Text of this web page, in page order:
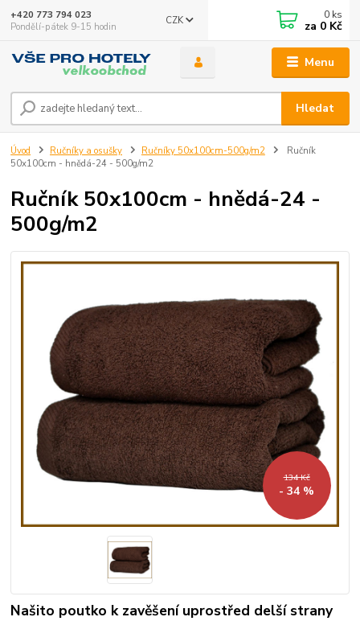
Menu
CZK
Hledat
+420 773 794 023
Pondělí-pátek 9-15 hodin
0 ks
za 0 Kč
Úvod Ručníky a osušky Ručníky 50x100cm-500g/m2
Ručník
50x100cm - hnědá-24 - 500g/m2
Ručník 50x100cm - hnědá-24 -
500g/m2
134 Kč
- 34 %
Našito poutko k zavěšení uprostřed delší strany